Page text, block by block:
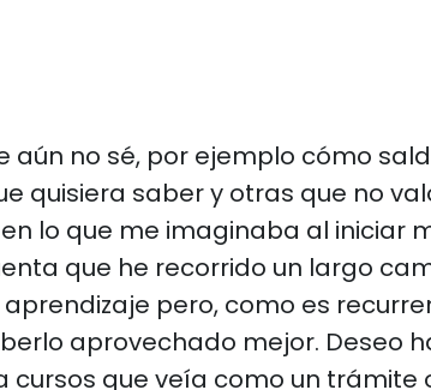
aún no sé, por ejemplo cómo
quisiera saber y otras que no
lo que me imaginaba al iniciar
que he recorrido un largo
pero, como es
aprovechado mejor. Deseo
cursos que veía como un trámite